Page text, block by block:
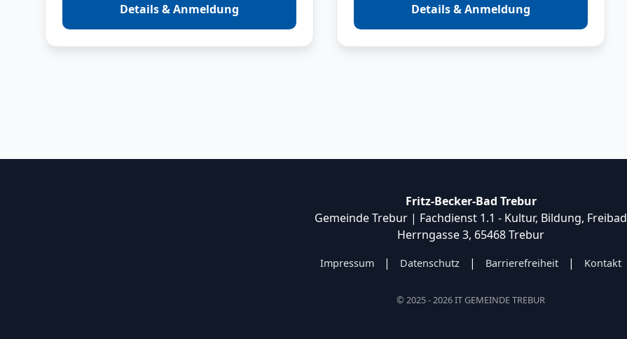
Details & Anmeldung Details & Anmeldung
Fritz-Becker-Bad Trebur
Gemeinde Trebur | Fachdienst 1.1 - Kultur, Bildung, Freibad
Herrngasse 3, 65468 Trebur
Impressum | Datenschutz | Barrierefreiheit | Kontakt
© 2025 - 2026 IT GEMEINDE TREBUR